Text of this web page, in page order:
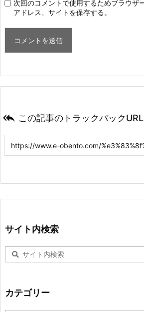
次回のコメントで使用するためブラウザ
アドレス、サイトを保存する。
 この記事のトラックバックURL
サイト内検索
カテゴリー